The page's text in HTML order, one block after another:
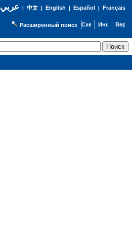
عربي| 中文| English | Español | Français
Расширенный поиск